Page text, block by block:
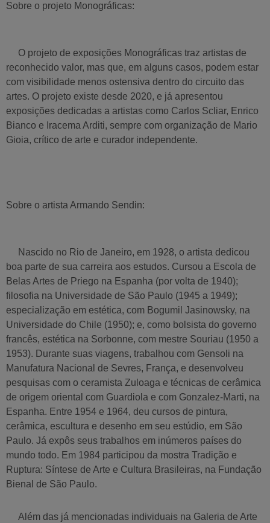
Sobre o projeto Monográficas:
O projeto de exposições Monográficas traz artistas de
reconhecido valor, mas que, em alguns casos, podem estar
com visibilidade menos ostensiva dentro do circuito das
artes. O projeto existe desde 2020, e já apresentou
exposições dedicadas a artistas como Carlos Scliar, Enrico
Bianco e Iracema Arditi, sempre com organização de Mario
Gioia, crítico de arte e curador independente.
Sobre o artista Armando Sendin:
Nascido no Rio de Janeiro, em 1928, o artista dedicou
boa parte de sua carreira aos estudos. Cursou a Escola de
Belas Artes de Priego na Espanha (por volta de 1940);
filosofia na Universidade de São Paulo (1945 a 1949);
especialização em estética, com Bogumil Jasinowsky, na
Universidade do Chile (1950); e, como bolsista do governo
francês, estética na Sorbonne, com mestre Souriau (1950 a
1953). Durante suas viagens, trabalhou com Gensoli na
Manufatura Nacional de Sevres, França, e desenvolveu
pesquisas com o ceramista Zuloaga e técnicas de cerâmica
de origem oriental com Guardiola e com Gonzalez-Marti, na
Espanha. Entre 1954 e 1964, deu cursos de pintura,
cerâmica, escultura e desenho em seu estúdio, em São
Paulo. Já expôs seus trabalhos em inúmeros países do
mundo todo. Em 1984 participou da mostra Tradição e
Ruptura: Síntese de Arte e Cultura Brasileiras, na Fundação
Bienal de São Paulo.
Além das já mencionadas individuais na Galeria de Arte